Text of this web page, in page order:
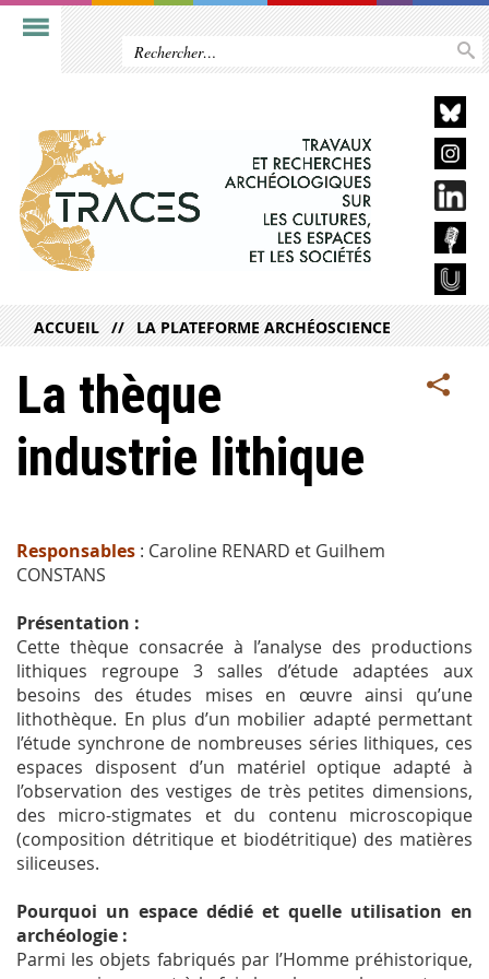
ACCUEIL LA PLATEFORME ARCHÉOSCIENCE
La thèque
industrie lithique
Responsables : Caroline RENARD et Guilhem
CONSTANS
Présentation :
Cette thèque consacrée à l’analyse des productions
lithiques regroupe 3 salles d’étude adaptées aux
besoins des études mises en œuvre ainsi qu’une
lithothèque. En plus d’un mobilier adapté permettant
l’étude synchrone de nombreuses séries lithiques, ces
espaces disposent d’un matériel optique adapté à
l’observation des vestiges de très petites dimensions,
des micro-stigmates et du contenu microscopique
(composition détritique et biodétritique) des matières
siliceuses.
Pourquoi un espace dédié et quelle utilisation en
archéologie :
Parmi les objets fabriqués par l’Homme préhistorique,